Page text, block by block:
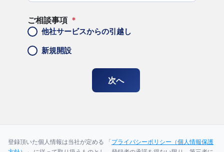
ご相談事項 *
他社サービスからの引越し
新規開設
登録頂いた個人情報は当社が定める 「プライバシーポリシー（個人情報保護